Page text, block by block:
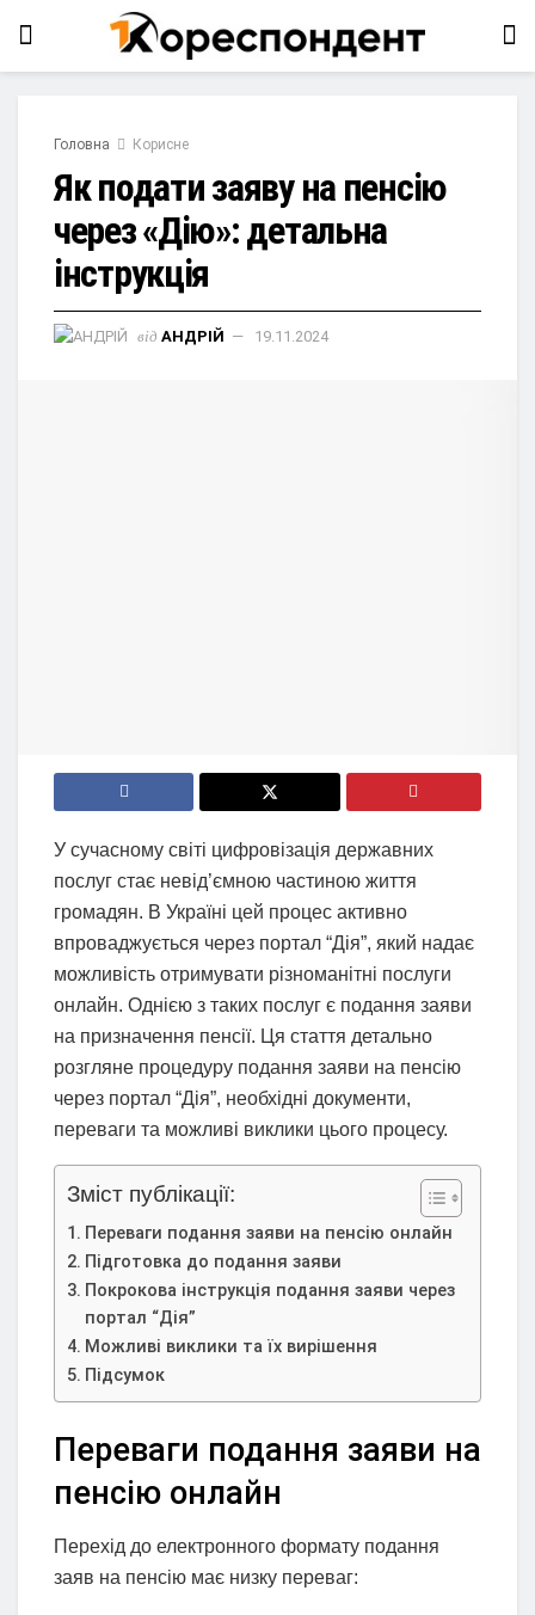
Головна Корисне
Як подати заяву на пенсію
через «Дію»: детальна
інструкція
від АНДРІЙ 19.11.2024
У сучасному світі цифровізація державних
послуг стає невід’ємною частиною життя
громадян. В Україні цей процес активно
впроваджується через портал “Дія”, який надає
можливість отримувати різноманітні послуги
онлайн. Однією з таких послуг є подання заяви
на призначення пенсії. Ця стаття детально
розгляне процедуру подання заяви на пенсію
через портал “Дія”, необхідні документи,
переваги та можливі виклики цього процесу.
Зміст публікації:
Переваги подання заяви на пенсію онлайн
Підготовка до подання заяви
Покрокова інструкція подання заяви через
портал “Дія”
Можливі виклики та їх вирішення
Підсумок
Переваги подання заяви на
пенсію онлайн
Перехід до електронного формату подання
заяв на пенсію має низку переваг: